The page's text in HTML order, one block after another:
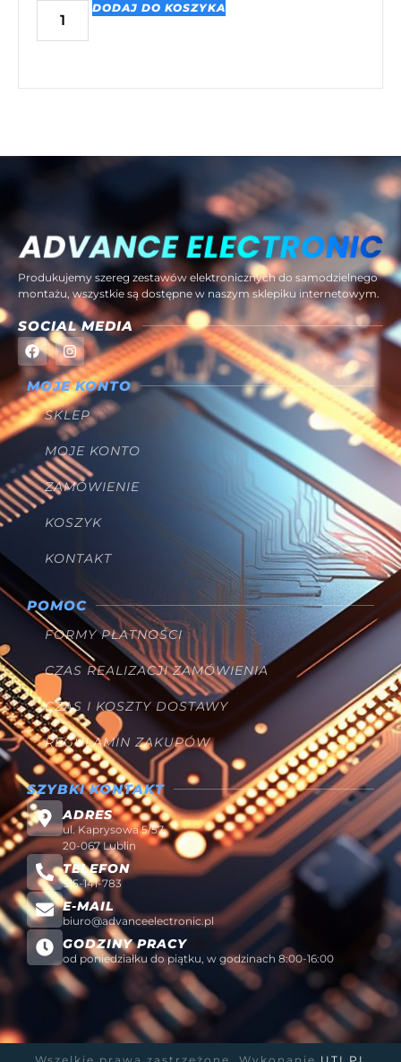
DODAJ DO KOSZYKA
Produkujemy szereg zestawów elektronicznych do samodzielnego
montażu, wszystkie są dostępne w naszym sklepiku internetowym.
SOCIAL MEDIA
MOJE KONTO
SKLEP
MOJE KONTO
ZAMÓWIENIE
KOSZYK
KONTAKT
POMOC
FORMY PŁATNOŚCI
CZAS REALIZACJI ZAMÓWIENIA
CZAS I KOSZTY DOSTAWY
REGULAMIN ZAKUPÓW
SZYBKI KONTAKT
ADRES
ul. Kaprysowa 5/57
20-067 Lublin
TELEFON
515-141-783
E-MAIL
biuro@advanceelectronic.pl
GODZINY PRACY
od poniedziałku do piątku, w godzinach 8:00-16:00